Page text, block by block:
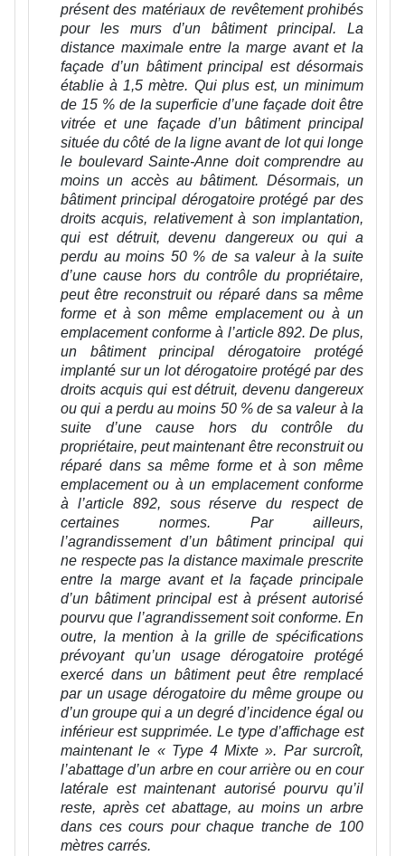
présent des matériaux de revêtement prohibés
pour les murs d’un bâtiment principal. La
distance maximale entre la marge avant et la
façade d’un bâtiment principal est désormais
établie à 1,5 mètre. Qui plus est, un minimum
de 15 % de la superficie d’une façade doit être
vitrée et une façade d’un bâtiment principal
située du côté de la ligne avant de lot qui longe
le boulevard Sainte-Anne doit comprendre au
moins un accès au bâtiment. Désormais, un
bâtiment principal dérogatoire protégé par des
droits acquis, relativement à son implantation,
qui est détruit, devenu dangereux ou qui a
perdu au moins 50 % de sa valeur à la suite
d’une cause hors du contrôle du propriétaire,
peut être reconstruit ou réparé dans sa même
forme et à son même emplacement ou à un
emplacement conforme à l’article 892. De plus,
un bâtiment principal dérogatoire protégé
implanté sur un lot dérogatoire protégé par des
droits acquis qui est détruit, devenu dangereux
ou qui a perdu au moins 50 % de sa valeur à la
suite d’une cause hors du contrôle du
propriétaire, peut maintenant être reconstruit ou
réparé dans sa même forme et à son même
emplacement ou à un emplacement conforme
à l’article 892, sous réserve du respect de
certaines normes. Par ailleurs,
l’agrandissement d’un bâtiment principal qui
ne respecte pas la distance maximale prescrite
entre la marge avant et la façade principale
d’un bâtiment principal est à présent autorisé
pourvu que l’agrandissement soit conforme. En
outre, la mention à la grille de spécifications
prévoyant qu’un usage dérogatoire protégé
exercé dans un bâtiment peut être remplacé
par un usage dérogatoire du même groupe ou
d’un groupe qui a un degré d’incidence égal ou
inférieur est supprimée. Le type d’affichage est
maintenant le « Type 4 Mixte ». Par surcroît,
l’abattage d’un arbre en cour arrière ou en cour
latérale est maintenant autorisé pourvu qu’il
reste, après cet abattage, au moins un arbre
dans ces cours pour chaque tranche de 100
mètres carrés.